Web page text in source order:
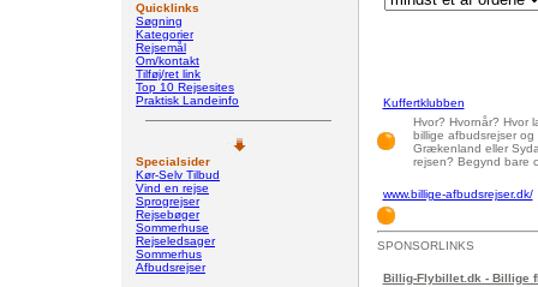
Quicklinks
Søgning
Kategorier
Rejsemål
Om/kontakt
Tilføj/ret link
Top 10 Rejsesites
Praktisk Landeinfo
Specialsider
Kør-Selv Tilbud
Vind en rejse
Sprogrejser
Rejsebøger
Sommerhuse
Rejseledsager
Sommerhus
Afbudsrejser
Kuffertklubben
Hvor? Hvornår? Hvor
billige afbudsrejser
Grækenland eller
rejsen? Begynd bare
www.billige-afbudsrejser.dk/
SPONSORLINKS
Billig-Flybillet.dk - Billige